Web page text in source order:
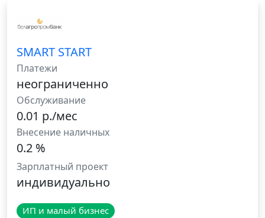
SMART START
Платежи
неограниченно
Обслуживание
0.01 р./мес
Внесение наличных
0.2 %
Зарплатный проект
индивидуально
ИП и малый бизнес